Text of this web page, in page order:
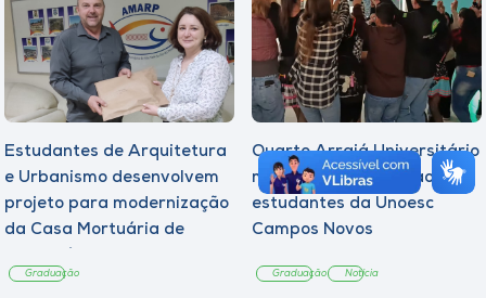
Estudantes de Arquitetura
e Urbanismo desenvolvem
projeto para modernização
da Casa Mortuária de
Graduação
Quarto Arraiá Universitário
marca acolhimento aos
estudantes da Unoesc
Campos Novos
Graduação Notícia